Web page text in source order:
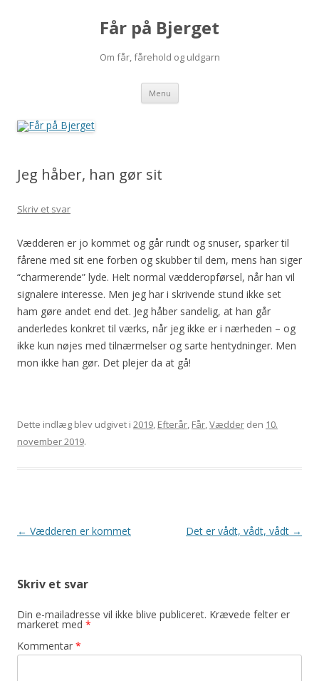
Får på Bjerget
Om får, fårehold og uldgarn
Menu Hop
indhold
Jeg håber, han gør sit
Skriv et svar
Vædderen er jo kommet og går rundt og snuser, sparker til
fårene med sit ene forben og skubber til dem, mens han siger
“charmerende” lyde. Helt normal vædderopførsel, når han vil
signalere interesse. Men jeg har i skrivende stund ikke set
ham gøre andet end det. Jeg håber sandelig, at han går
anderledes konkret til værks, når jeg ikke er i nærheden – og
ikke kun nøjes med tilnærmelser og sarte hentydninger. Men
mon ikke han gør. Det plejer da at gå!
Dette indlæg blev udgivet i 2019, Efterår, Får,Vædder den 10.
november 2019.
Indlægsnavigation
← Vædderen er kommet Det er vådt, vådt, vådt →
Skriv et svar
Din e-mailadresse vil ikke blive publiceret. Krævede felter er
markeret med *
Kommentar *